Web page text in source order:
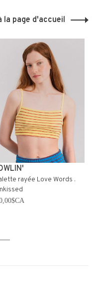
la page d'accueil
rayée Love Words .
3